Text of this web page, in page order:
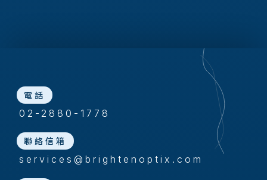
電話
02-2880-1778
聯絡信箱
services@brightenoptix.com